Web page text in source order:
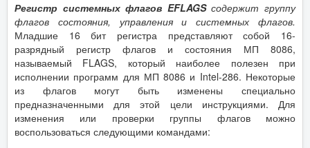
Регистр системных флагов EFLAGSсодержит группу
флагов состояния, управления и системных флагов.
Младшие 16 бит регистра представляют собой 16-
разрядный регистр флагов и состояния МП 8086,
называемый FLAGS, который наиболее полезен при
исполнении программ для МП 8086 и Intel-286. Некоторые
из флагов могут быть изменены специально
предназначенными для этой цели инструкциями. Для
изменения или проверки группы флагов можно
воспользоваться следующими командами: